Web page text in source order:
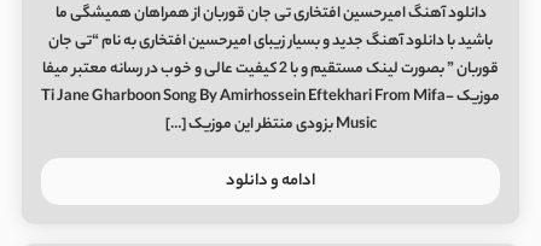
دانلود آهنگ امیرحسین افتخاری تی جان قوربان از همراهان همیشگی ما
باشید با دانلود آهنگ جدید و بسیار زیبای امیرحسین افتخاری به نام “تی جان
قوربان ” بصورت لینک مستقیم و با 2 کیفیت عالی و خوب در رسانه معتبر میفا
موزیک Ti Jane Gharboon Song By Amirhossein Eftekhari From Mifa-
Music بزودی منتظر این موزیک […]
ادامه و دانلود